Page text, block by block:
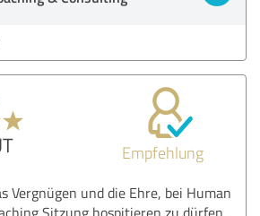
Empfehlung
Vergnügen und die Ehre, bei Human